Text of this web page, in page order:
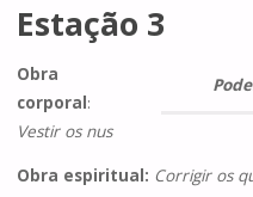
Estação 3
Obra
corporal:
Vestir os nus
Obra espiritual: Corrigir os